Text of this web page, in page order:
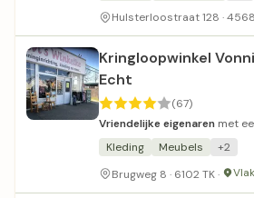
Hulsterloostraat 128 ·
Kringloopwinkel
Echt
(67)
Vriendelijke eigenaren met
kleding en brocante spullen.
Kleding Meubels
+2
Brugweg 8 · 6102 TK ·